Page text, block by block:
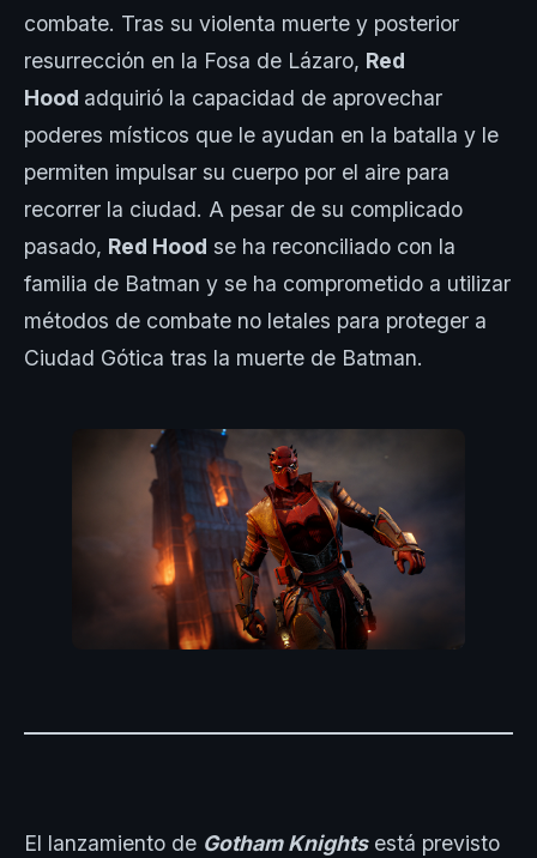
combate. Tras su violenta muerte y posterior
resurrección en la Fosa de Lázaro, Red
Hood adquirió la capacidad de aprovechar
poderes místicos que le ayudan en la batalla y le
permiten impulsar su cuerpo por el aire para
recorrer la ciudad. A pesar de su complicado
pasado, Red Hood se ha reconciliado con la
familia de Batman y se ha comprometido a utilizar
métodos de combate no letales para proteger a
Ciudad Gótica tras la muerte de Batman.
El lanzamiento de Gotham Knightsestá previsto